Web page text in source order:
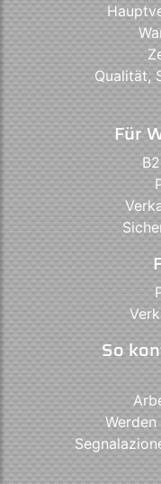
Qualität,
Für
So